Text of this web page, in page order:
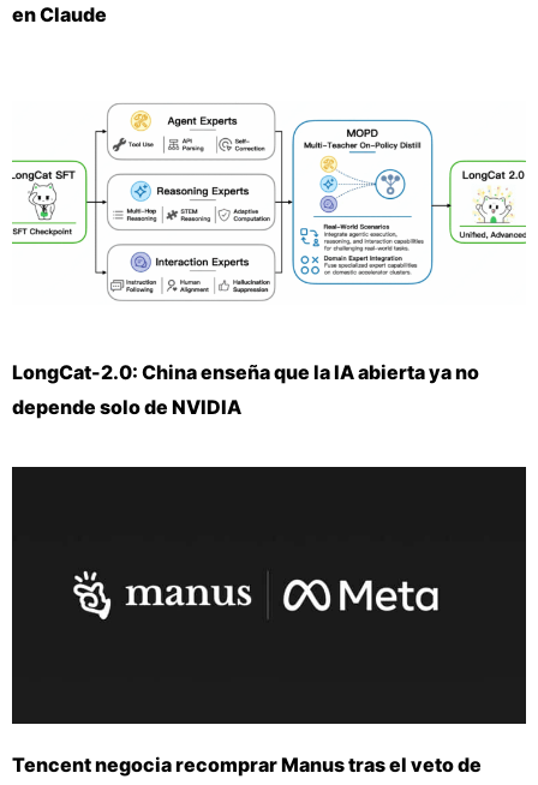
en Claude
LongCat-2.0: China enseña que la IA abierta ya no
depende solo de NVIDIA
Tencent negocia recomprar Manus tras el veto de